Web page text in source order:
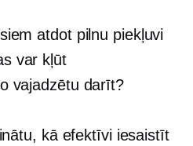
atdot pilnu piekļuvi
var kļūt
vajadzētu darīt?
kā efektīvi iesaistīt